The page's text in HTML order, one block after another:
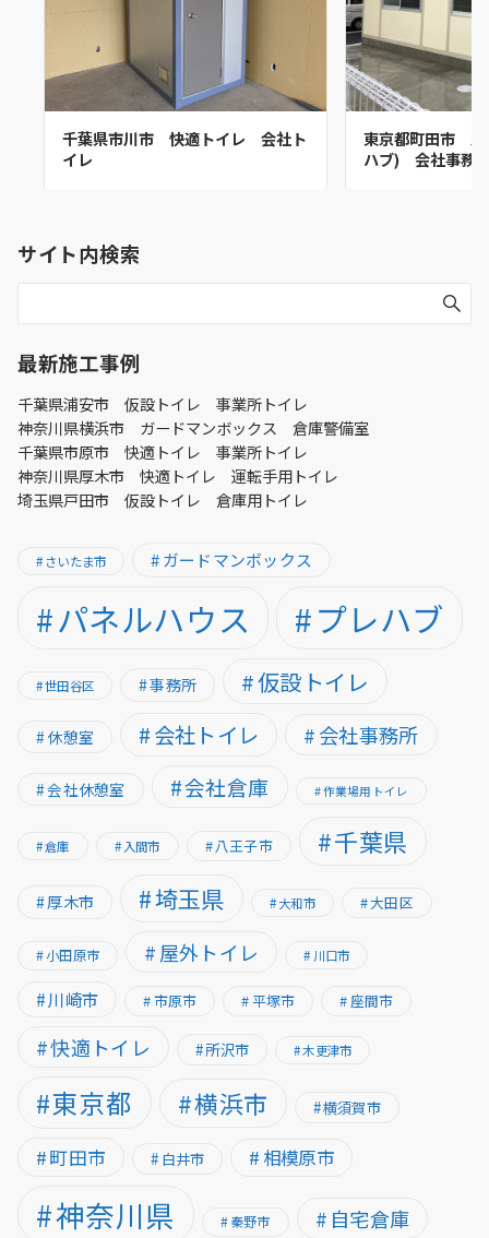
千葉県市川市 快適トイレ 会社ト
イレ
東京都町田市 パ
ハブ) 会社事務
サイト内検索
最新施工事例
千葉県浦安市 仮設トイレ 事業所トイレ
神奈川県横浜市 ガードマンボックス 倉庫警備室
千葉県市原市 快適トイレ 事業所トイレ
神奈川県厚木市 快適トイレ 運転手用トイレ
埼玉県戸田市 仮設トイレ 倉庫用トイレ
さいたま市 ガードマンボックス
パネルハウス プレハブ
世田谷区 事務所 仮設トイレ
休憩室 会社トイレ 会社事務所
会社休憩室 会社倉庫 作業場用トイレ
倉庫 入間市 八王子市 千葉県
厚木市 埼玉県 大和市 大田区
小田原市 屋外トイレ 川口市
川崎市 市原市 平塚市 座間市
快適トイレ 所沢市 木更津市
東京都 横浜市 横須賀市
町田市 白井市 相模原市
神奈川県 秦野市 自宅倉庫